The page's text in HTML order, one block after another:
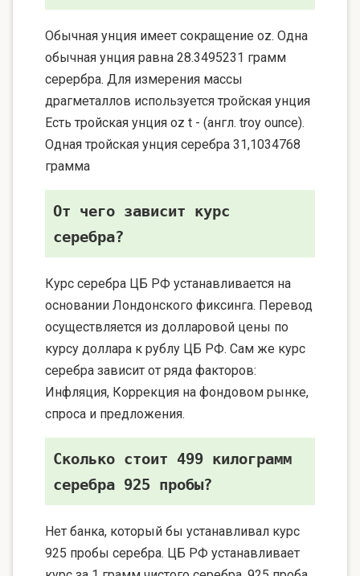
Обычная унция имеет сокращение oz. Одна
обычная унция равна 28.3495231 грамм
серербра. Для измерения массы
драгметаллов используется тройская унция
Есть тройская унция oz t - (англ. troy ounce).
Одная тройская унция серебра 31,1034768
грамма
От чего зависит курс
серебра?
Курс серебра ЦБ РФ устанавливается на
основании Лондонского фиксинга. Перевод
осуществляется из долларовой цены по
курсу доллара к рублу ЦБ РФ. Сам же курс
серебра зависит от ряда факторов:
Инфляция, Коррекция на фондовом рынке,
спроса и предложения.
Сколько стоит 499 килограмм
серебра 925 пробы?
Нет банка, который бы устанавливал курс
925 пробы серебра. ЦБ РФ устанавливает